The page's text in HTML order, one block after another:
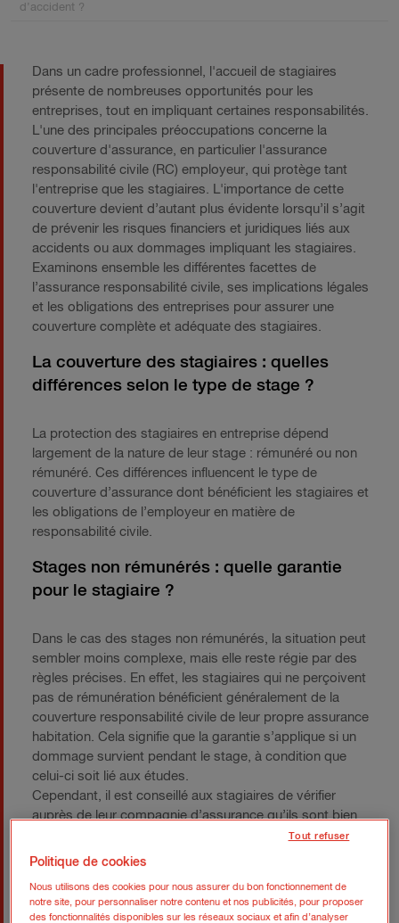
d’accident ?
Dans un cadre professionnel, l'accueil de stagiaires
présente de nombreuses opportunités pour les
entreprises, tout en impliquant certaines responsabilités.
L'une des principales préoccupations concerne la
couverture d'assurance, en particulier l'assurance
responsabilité civile (RC) employeur, qui protège tant
l'entreprise que les stagiaires. L'importance de cette
couverture devient d’autant plus évidente lorsqu’il s’agit
de prévenir les risques financiers et juridiques liés aux
accidents ou aux dommages impliquant les stagiaires.
Examinons ensemble les différentes facettes de
l’assurance responsabilité civile, ses implications légales
et les obligations des entreprises pour assurer une
couverture complète et adéquate des stagiaires.
La couverture des stagiaires : quelles
différences selon le type de stage ?
La protection des stagiaires en entreprise dépend
largement de la nature de leur stage : rémunéré ou non
rémunéré. Ces différences influencent le type de
couverture d’assurance dont bénéficient les stagiaires et
les obligations de l’employeur en matière de
responsabilité civile.
Stages non rémunérés : quelle garantie
pour le stagiaire ?
Dans le cas des stages non rémunérés, la situation peut
sembler moins complexe, mais elle reste régie par des
règles précises. En effet, les stagiaires qui ne perçoivent
pas de rémunération bénéficient généralement de la
couverture responsabilité civile de leur propre assurance
habitation. Cela signifie que la garantie s’applique si un
dommage survient pendant le stage, à condition que
celui-ci soit lié aux études.
Cependant, il est conseillé aux stagiaires de vérifier
auprès de leur compagnie d’assurance qu’ils sont bien
couverts pour les risques spécifiques aux stages.
Certains assureurs peuvent exclure certaines activités
Stages rémunérés : l’assurance RC
Politique de cookies
Nous utilisons des cookies pour nous assurer du bon fonctionnement de
notre site, pour personnaliser notre contenu et nos publicités, pour proposer
des fonctionnalités disponibles sur les réseaux sociaux et afin d’analyser
Tout refuser